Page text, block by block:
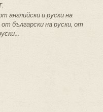
английски и руски на
български на руски, от